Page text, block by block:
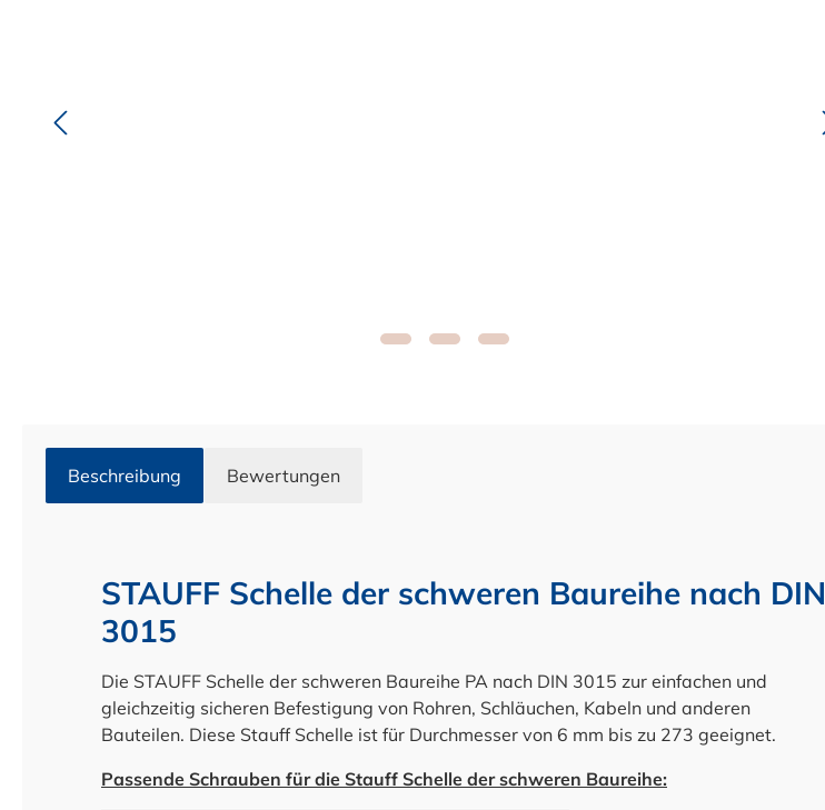
Beschreibung Bewertungen
STAUFF Schelle der schweren Baureihe nach DIN
3015
Die STAUFF Schelle der schweren Baureihe PA nach DIN 3015 zur einfachen und
gleichzeitig sicheren Befestigung von Rohren, Schläuchen, Kabeln und anderen
Bauteilen. Diese Stauff Schelle ist für Durchmesser von 6 mm bis zu 273 geeignet.
Passende Schrauben für die Stauff Schelle der schweren Baureihe: